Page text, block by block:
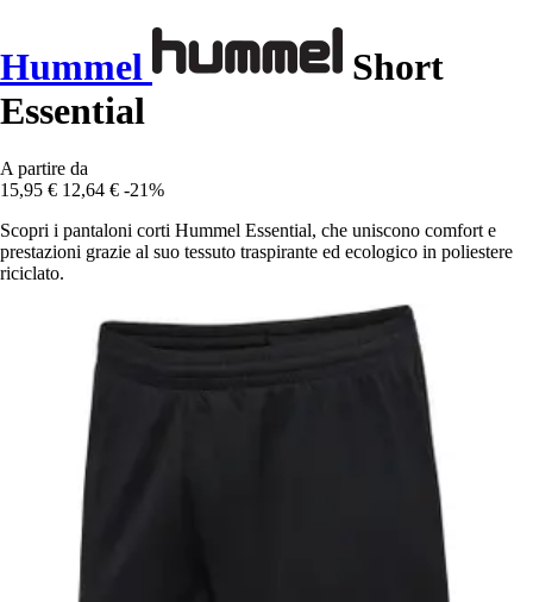
Hummel
Short
Essential
A partire da
15,95 € 12,64 € -21%
Scopri i pantaloni corti Hummel Essential, che uniscono comfort e
prestazioni grazie al suo tessuto traspirante ed ecologico in poliestere
riciclato.